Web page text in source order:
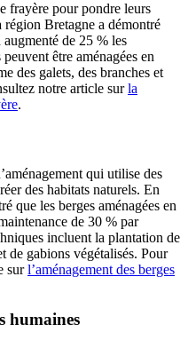
frayère pour pondre leurs
Bretagne a démontré
de 25 % les
être aménagées en
des galets, des branches et
notre article surla
.
qui utilise des
des habitats naturels. En
que les berges aménagées en
de 30 % par
incluent la plantation de
de gabions végétalisés. Pour
surl’aménagement des berges
humaines